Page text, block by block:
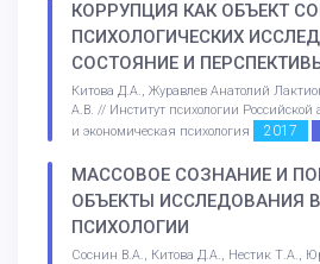
КОРРУПЦИЯ КАК ОБЪЕКТ
ПСИХОЛОГИЧЕСКИХ
СОСТОЯНИЕ И
Китова Д.А., Журавлев Анатолий
А.В. // Институт психологии
и экономическая психология
2017
МАССОВОЕ СОЗНАНИЕ И
ОБЪЕКТЫ ИССЛЕДОВАНИЯ
ПСИХОЛОГИИ
Соснин В.А., Китова Д.А., Нестик Т.А.,